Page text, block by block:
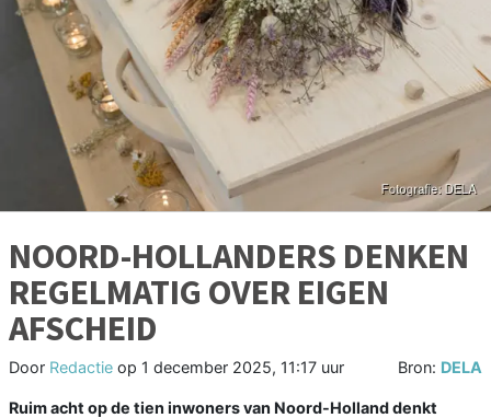
NOORD-HOLLANDERS DENKEN
REGELMATIG OVER EIGEN
AFSCHEID
Door Redactie op 1 december 2025, 11:17 uur Bron: DELA
Ruim acht op de tien inwoners van Noord-Holland denkt